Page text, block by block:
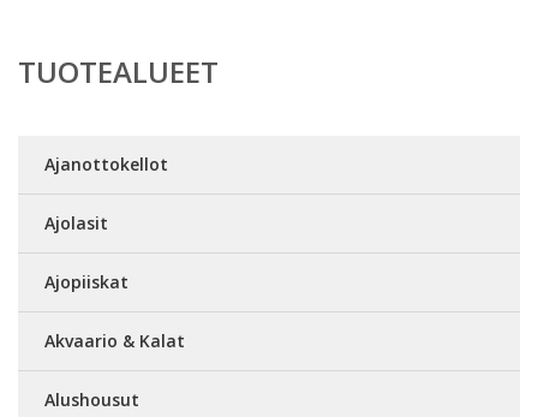
TUOTEALUEET
Ajanottokellot
Ajolasit
Ajopiiskat
Akvaario & Kalat
Alushousut